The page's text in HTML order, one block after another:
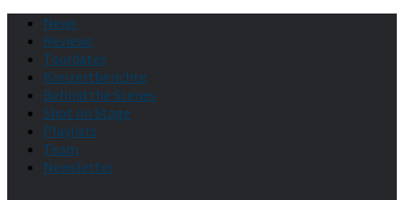
News
Reviews
Tourdates
Konzertberichte
Behind the Scenes
Shot on Stage
Playlists
Team
Newsletter